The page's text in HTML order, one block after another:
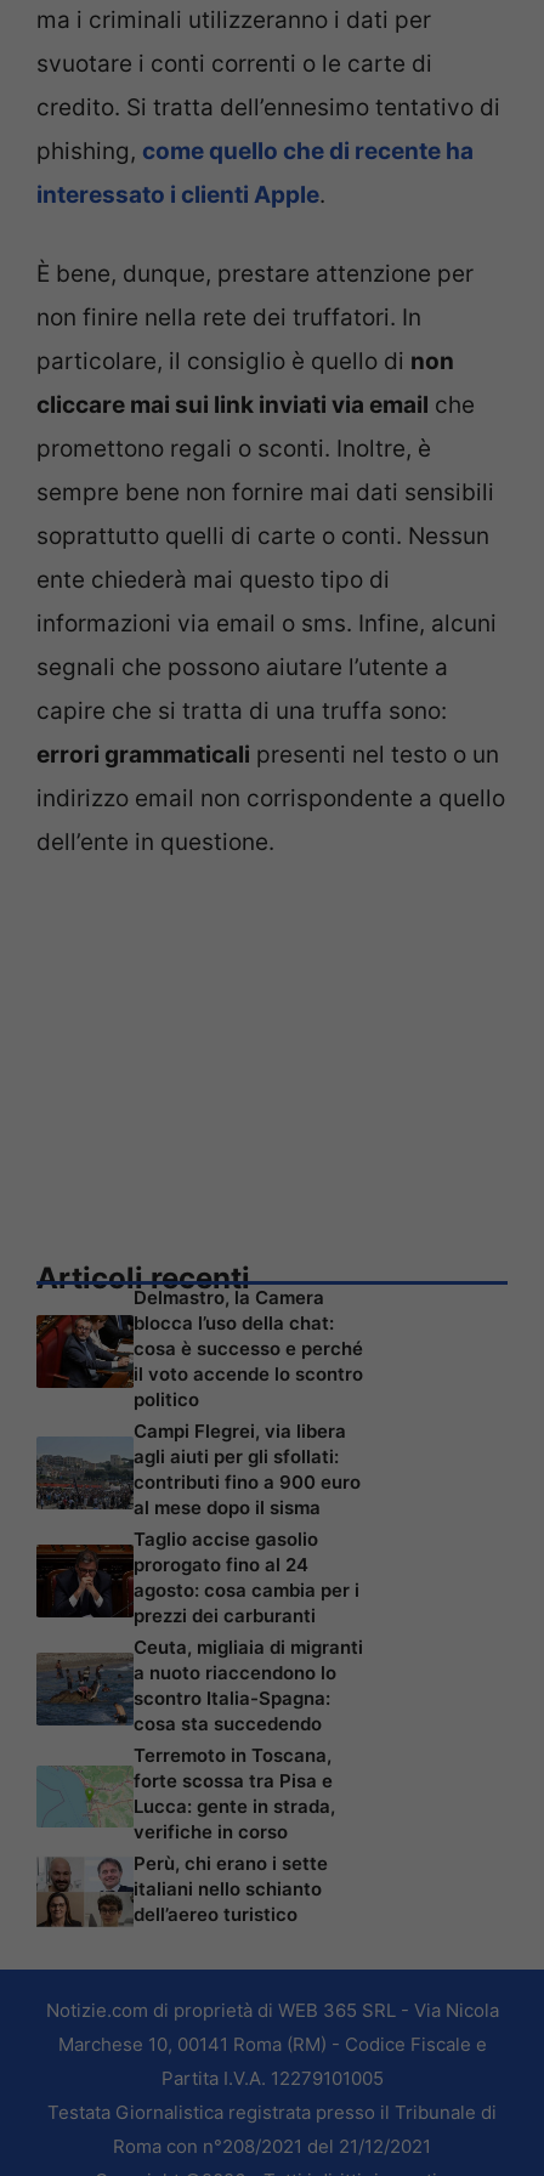
ma i criminali utilizzeranno i dati per
svuotare i conti correnti o le carte di
credito. Si tratta dell’ennesimo tentativo di
phishing, come quello che di recente ha
interessato i clienti Apple.
È bene, dunque, prestare attenzione per
non finire nella rete dei truffatori. In
particolare, il consiglio è quello di non
cliccare mai sui link inviati via email che
promettono regali o sconti. Inoltre, è
sempre bene non fornire mai dati sensibili
soprattutto quelli di carte o conti. Nessun
ente chiederà mai questo tipo di
informazioni via email o sms. Infine, alcuni
segnali che possono aiutare l’utente a
capire che si tratta di una truffa sono:
errori grammaticali presenti nel testo o un
indirizzo email non corrispondente a quello
dell’ente in questione.
Articoli recenti
Delmastro, la Camera
blocca l’uso della chat:
cosa è successo e perché
il voto accende lo scontro
politico
Campi Flegrei, via libera
agli aiuti per gli sfollati:
contributi fino a 900 euro
al mese dopo il sisma
Taglio accise gasolio
prorogato fino al 24
agosto: cosa cambia per i
prezzi dei carburanti
Ceuta, migliaia di migranti
a nuoto riaccendono lo
scontro Italia-Spagna:
cosa sta succedendo
Terremoto in Toscana,
forte scossa tra Pisa e
Lucca: gente in strada,
verifiche in corso
Perù, chi erano i sette
italiani nello schianto
dell’aereo turistico
Notizie.com di proprietà di WEB 365 SRL - Via Nicola
Marchese 10, 00141 Roma (RM) - Codice Fiscale e
Partita I.V.A. 12279101005
Testata Giornalistica registrata presso il Tribunale di
Roma con n°208/2021 del 21/12/2021